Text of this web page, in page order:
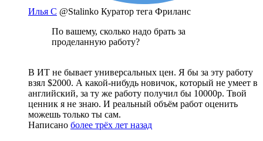
Илья С @Stalinko Куратор тега Фриланс
По вашему, сколько надо брать за
проделанную работу?
В ИТ не бывает универсальных цен. Я бы за эту работу
взял $2000. А какой-нибудь новичок, который не умеет в
английский, за ту же работу получил бы 10000р. Твой
ценник я не знаю. И реальный объём работ оценить
можешь только ты сам.
Написано более трёх лет назад